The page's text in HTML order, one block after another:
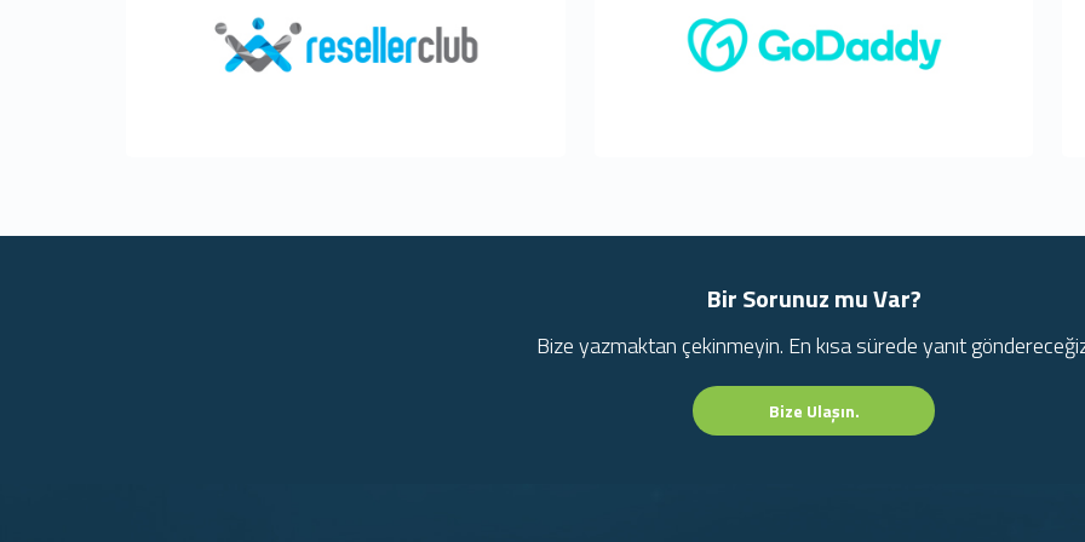
Bir Sorunuz mu Var?
Bize yazmaktan çekinmeyin. En kısa sürede yanıt
Bize Ulaşın.